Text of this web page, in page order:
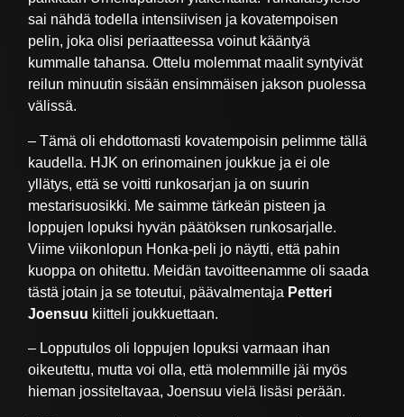
sai nähdä todella intensiivisen ja kovatempoisen
pelin, joka olisi periaatteessa voinut kääntyä
kummalle tahansa. Ottelu molemmat maalit syntyivät
reilun minuutin sisään ensimmäisen jakson puolessa
välissä.
– Tämä oli ehdottomasti kovatempoisin pelimme tällä
kaudella. HJK on erinomainen joukkue ja ei ole
yllätys, että se voitti runkosarjan ja on suurin
mestarisuosikki. Me saimme tärkeän pisteen ja
loppujen lopuksi hyvän päätöksen runkosarjalle.
Viime viikonlopun Honka-peli jo näytti, että pahin
kuoppa on ohitettu. Meidän tavoitteenamme oli saada
tästä jotain ja se toteutui, päävalmentaja Petteri
Joensuu kiitteli joukkuettaan.
– Lopputulos oli loppujen lopuksi varmaan ihan
oikeutettu, mutta voi olla, että molemmille jäi myös
hieman jossiteltavaa, Joensuu vielä lisäsi perään.